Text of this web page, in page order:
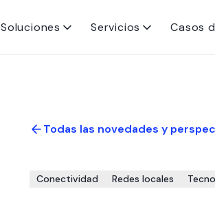
Soluciones Servicios Casos
Todas las novedades y
Conectividad Redes locales